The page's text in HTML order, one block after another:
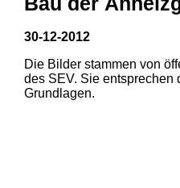
1
30-12-2012
Die Bilder stammen von
des SEV. Sie entsprechen
Grundlagen.